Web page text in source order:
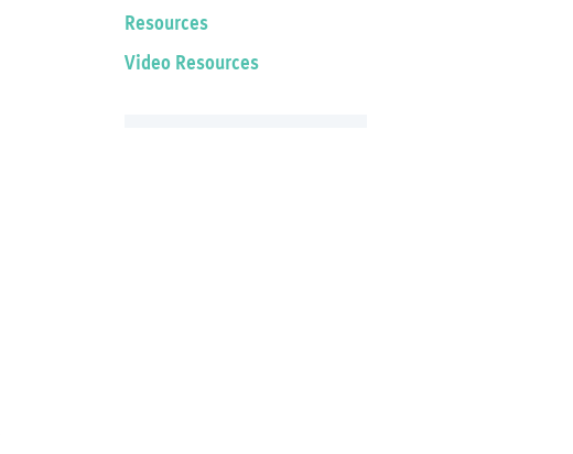
Resources
Video Resources